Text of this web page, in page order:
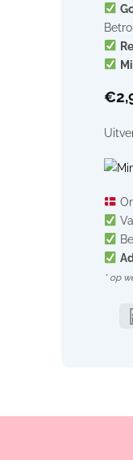
€
* op